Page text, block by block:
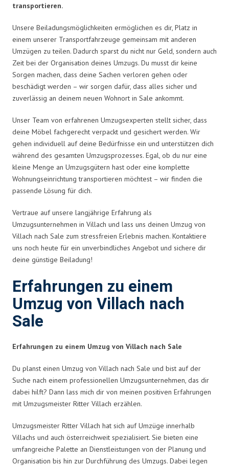
transportieren.
Unsere Beiladungsmöglichkeiten ermöglichen es dir, Platz in
einem unserer Transportfahrzeuge gemeinsam mit anderen
Umzügen zu teilen. Dadurch sparst du nicht nur Geld, sondern auch
Zeit bei der Organisation deines Umzugs. Du musst dir keine
Sorgen machen, dass deine Sachen verloren gehen oder
beschädigt werden – wir sorgen dafür, dass alles sicher und
zuverlässig an deinem neuen Wohnort in Sale ankommt.
Unser Team von erfahrenen Umzugsexperten stellt sicher, dass
deine Möbel fachgerecht verpackt und gesichert werden. Wir
gehen individuell auf deine Bedürfnisse ein und unterstützen dich
während des gesamten Umzugsprozesses. Egal, ob du nur eine
kleine Menge an Umzugsgütern hast oder eine komplette
Wohnungseinrichtung transportieren möchtest – wir finden die
passende Lösung für dich.
Vertraue auf unsere langjährige Erfahrung als
Umzugsunternehmen in Villach und lass uns deinen Umzug von
Villach nach Sale zum stressfreien Erlebnis machen. Kontaktiere
uns noch heute für ein unverbindliches Angebot und sichere dir
deine günstige Beiladung!
Erfahrungen zu einem
Umzug von Villach nach
Sale
Erfahrungen zu einem Umzug von Villach nach Sale
Du planst einen Umzug von Villach nach Sale und bist auf der
Suche nach einem professionellen Umzugsunternehmen, das dir
dabei hilft? Dann lass mich dir von meinen positiven Erfahrungen
mit Umzugsmeister Ritter Villach erzählen.
Umzugsmeister Ritter Villach hat sich auf Umzüge innerhalb
Villachs und auch österreichweit spezialisiert. Sie bieten eine
umfangreiche Palette an Dienstleistungen von der Planung und
Organisation bis hin zur Durchführung des Umzugs. Dabei legen